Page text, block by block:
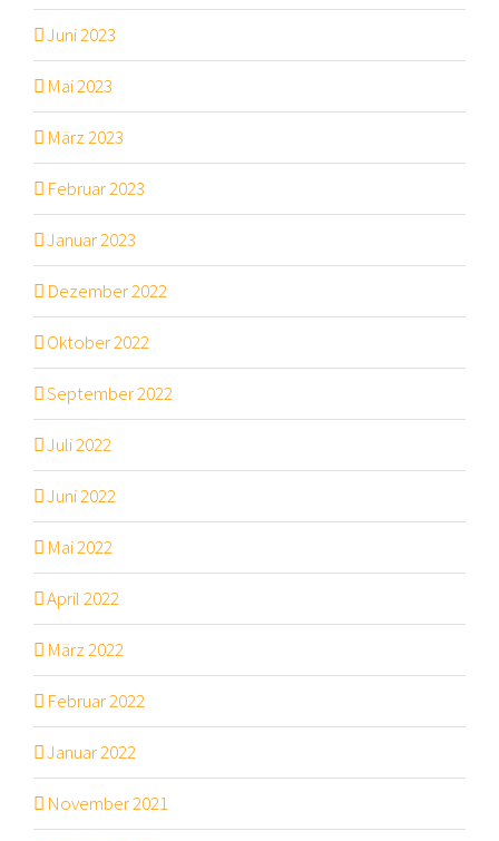
Juni 2023
Mai 2023
März 2023
Februar 2023
Januar 2023
Dezember 2022
Oktober 2022
September 2022
Juli 2022
Juni 2022
Mai 2022
April 2022
März 2022
Februar 2022
Januar 2022
November 2021